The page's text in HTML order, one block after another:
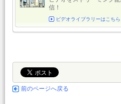
信！
ビデオライブラリーはこちら
前のページへ戻る